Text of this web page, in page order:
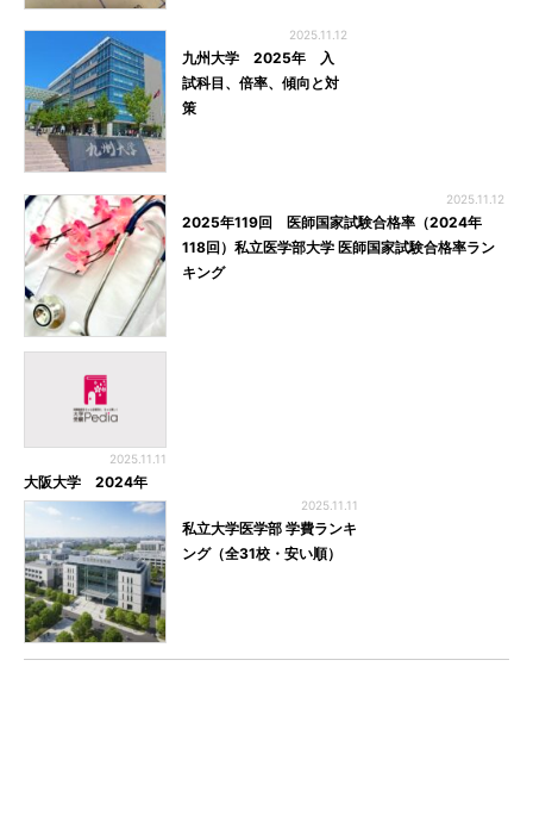
2025.11.12
九州大学 2025年 入
試科目、倍率、傾向と対
策
2025.11.12
2025年119回 医師国家試験合格率（2024年
118回）私立医学部大学 医師国家試験合格率ラン
キング
2025.11.11
大阪大学 2024年
2025.11.11
私立大学医学部 学費ランキ
ング（全31校・安い順）